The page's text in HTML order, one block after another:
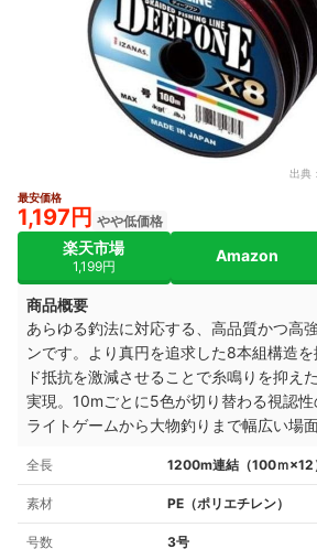
出典：
最安価格
1,197円 やや低価格
楽天市場
1,199円
Amazon
商品概要
あらゆる釣法に対応する、 高品質かつ高
ンです。より真円を追求した8本組構造
ド抵抗を激減させることで糸鳴りを抑え
実現。10mごとに5色が切り替わる視認性
ライトゲームから大物釣りまで幅広い場
全長 1200m連結（100ｍ×12
素材 PE（ポリエチレン）
号数 3号